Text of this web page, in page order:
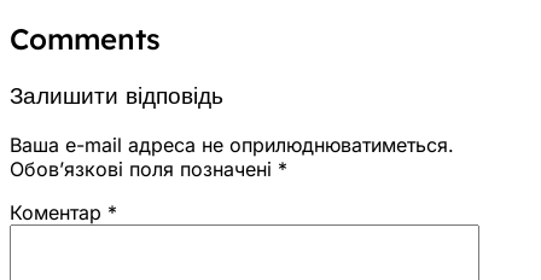
Comments
Залишити відповідь
Ваша e-mail адреса не оприлюднюватиметься.
Обов’язкові поля позначені *
Коментар *